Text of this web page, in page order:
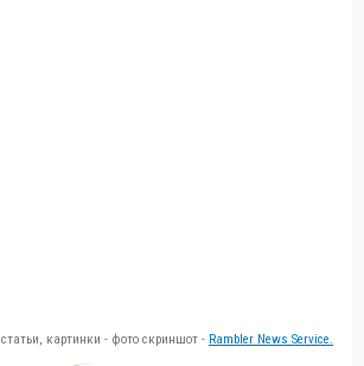
картинки - фото скриншот - Rambler News Service.